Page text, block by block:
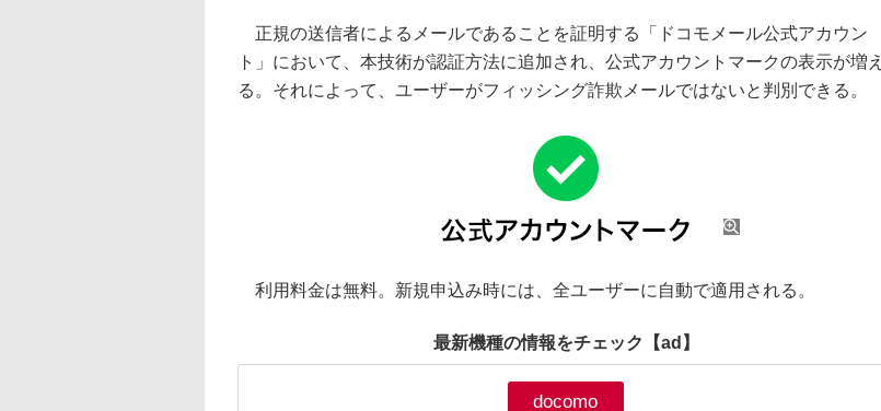
正規の送信者によるメールであることを証明する「ドコモメール公式アカウン
ト」において、本技術が認証方法に追加され、公式アカウントマークの表示が増え
る。それによって、ユーザーがフィッシング詐欺メールではないと判別できる。
利用料金は無料。新規申込み時には、全ユーザーに自動で適用される。
最新機種の情報をチェック 【ad】
docomo